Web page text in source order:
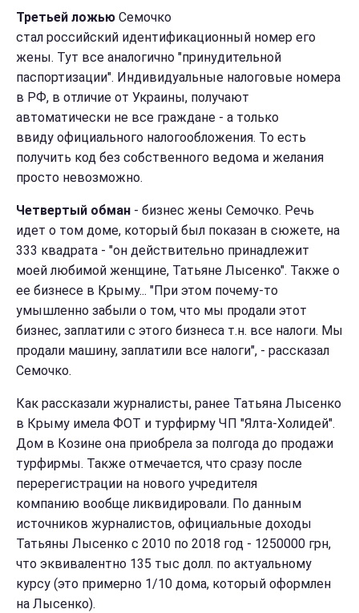
Третьей ложью Семочко
стал российский идентификационный номер его
жены. Тут все аналогично "принудительной
паспортизации". Индивидуальные налоговые номера
в РФ, в отличие от Украины, получают
автоматически не все граждане - а только
ввиду официального налогообложения. То есть
получить код без собственного ведома и желания
просто невозможно.
Четвертый обман - бизнес жены Семочко. Речь
идет о том доме, который был показан в сюжете, на
333 квадрата - "он действительно принадлежит
моей любимой женщине, Татьяне Лысенко". Также о
ее бизнесе в Крыму... "При этом почему-то
умышленно забыли о том, что мы продали этот
бизнес, заплатили с этого бизнеса т.н. все налоги. Мы
продали машину, заплатили все налоги", - рассказал
Семочко.
Как рассказали журналисты, ранее Татьяна Лысенко
в Крыму имела ФОТ и турфирму ЧП "Ялта-Холидей".
Дом в Козине она приобрела за полгода до продажи
турфирмы. Также отмечается, что сразу после
перерегистрации на нового учредителя
компанию вообще ликвидировали. По данным
источников журналистов, официальные доходы
Татьяны Лысенко с 2010 по 2018 год - 1250000 грн,
что эквивалентно 135 тыс долл. по актуальному
курсу (это примерно 1/10 дома, который оформлен
на Лысенко).